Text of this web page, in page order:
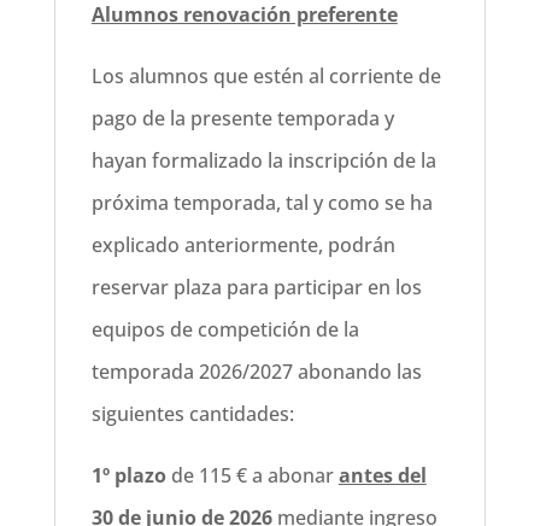
Alumnos renovación preferente
Los alumnos que estén al corriente de
pago de la presente temporada y
hayan formalizado la inscripción de la
próxima temporada, tal y como se ha
explicado anteriormente, podrán
reservar plaza para participar en los
equipos de competición de la
temporada 2026/2027 abonando las
siguientes cantidades:
1º plazode 115 € a abonarantes del
30 de junio de 2026mediante ingreso